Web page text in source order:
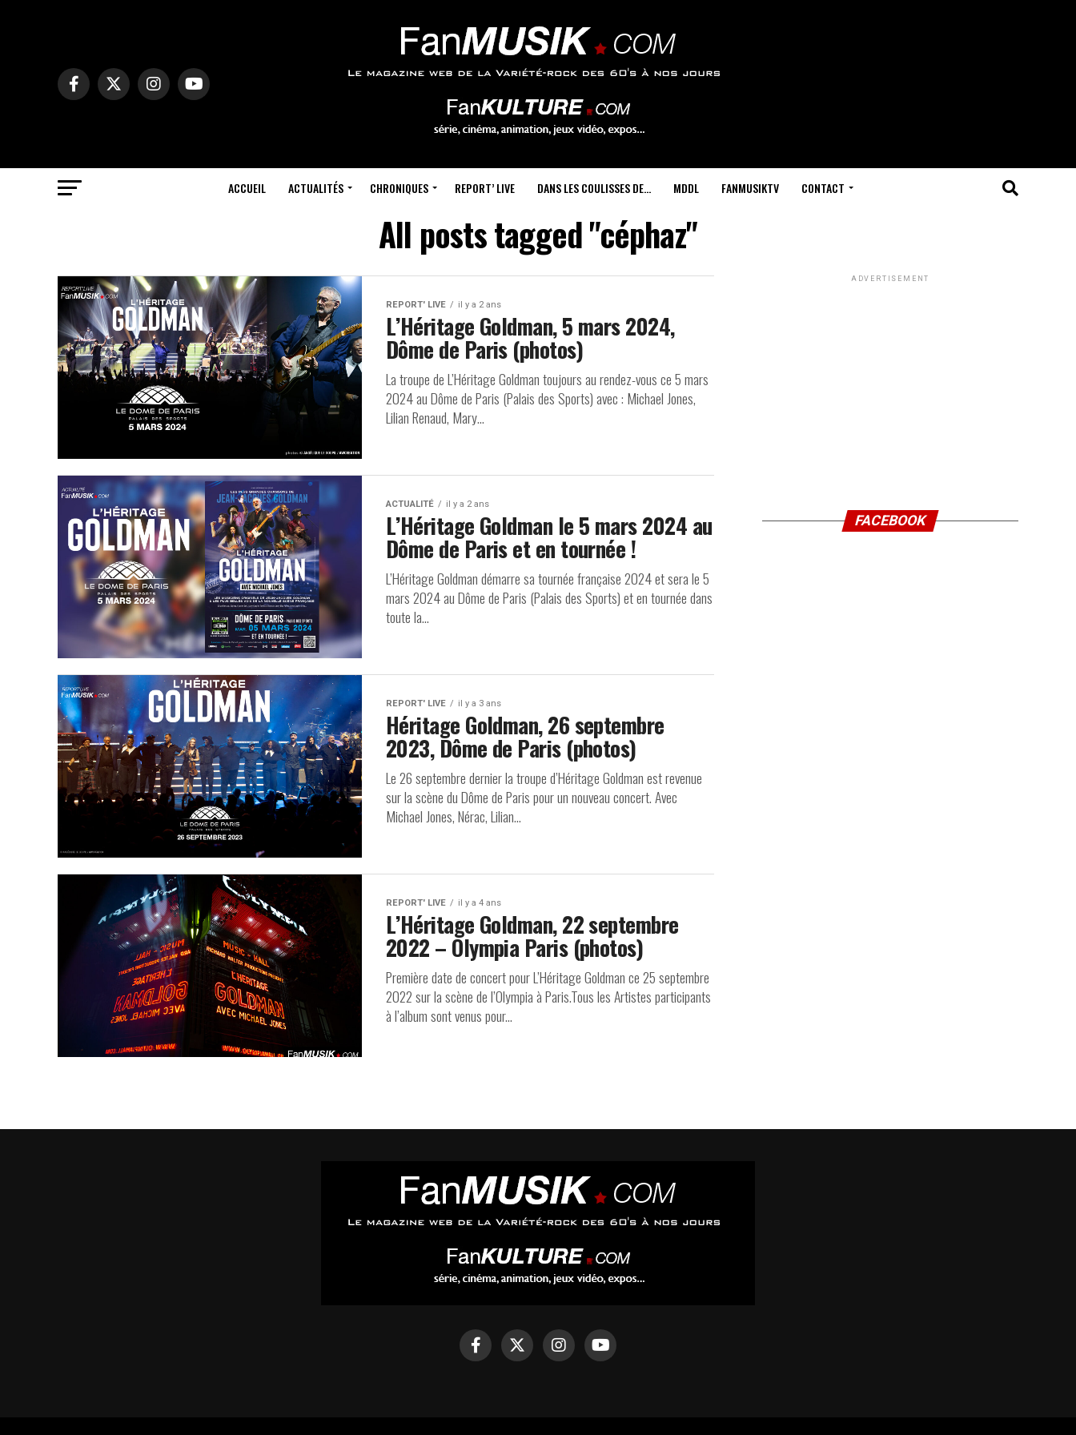
ACCUEIL ACTUALITÉS CHRONIQUES REPORT’ LIVE DANS LES COULISSES DE… MDDL FANMUSIKTV CONTACT
All posts tagged "céphaz"
REPORT' LIVE il y a 2 ans
L’Héritage Goldman, 5 mars 2024,
Dôme de Paris (photos)
La troupe de L’Héritage Goldman toujours au rendez-vous ce 5 mars
2024 au Dôme de Paris (Palais des Sports) avec : Michael Jones,
Lilian Renaud, Mary...
ACTUALITÉ il y a 2 ans
L’Héritage Goldman le 5 mars 2024 au
Dôme de Paris et en tournée !
L’Héritage Goldman démarre sa tournée française 2024 et sera le 5
mars 2024 au Dôme de Paris (Palais des Sports) et en tournée dans
toute la...
REPORT' LIVE il y a 3 ans
Héritage Goldman, 26 septembre
2023, Dôme de Paris (photos)
Le 26 septembre dernier la troupe d’Héritage Goldman est revenue
sur la scène du Dôme de Paris pour un nouveau concert. Avec
Michael Jones, Nérac, Lilian...
REPORT' LIVE il y a 4 ans
L’Héritage Goldman, 22 septembre
2022 – Olympia Paris (photos)
Première date de concert pour L’Héritage Goldman ce 25 septembre
2022 sur la scène de l’Olympia à Paris.Tous les Artistes participants
à l’album sont venus pour...
ADVERTISEMENT
FACEBOOK